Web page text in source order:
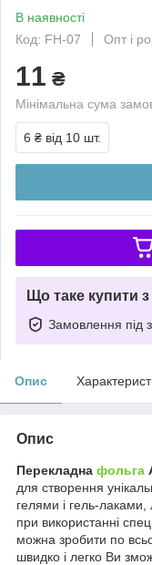
В наявності
Код: FH-07
Опт і
11 ₴
Мінімальна сума
6 ₴ від 10 шт.
Що таке купити
Замовлення під
Опис
Опис
Перекладна фольга
для створення
гелями і гель-лаками,
при використанні
можна зробити по
швидко і легко Ви